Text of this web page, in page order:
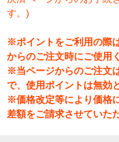
す。)
※ポイントをご利用の際
からのご注文時にご使用
※当ページからのご注文
で、使用ポイントは無効
※価格改定等により価格
差額をご請求させていた